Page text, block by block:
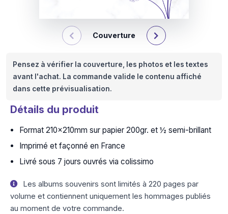
Couverture
Pensez à vérifier la couverture, les photos et les textes
avant l'achat. La commande valide le contenu affiché
dans cette prévisualisation.
Détails du produit
Format 210x210mm sur papier 200gr. et ½ semi-brillant
Imprimé et façonné en France
Livré sous 7 jours ouvrés via colissimo
Les albums souvenirs sont limités à 220 pages par
volume et contiennent uniquement les hommages publiés
au moment de votre commande.